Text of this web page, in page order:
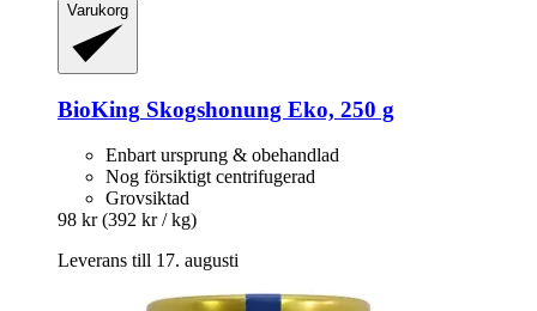
Varukorg
BioKing Skogshonung Eko, 250 g
Enbart ursprung & obehandlad
Nog försiktigt centrifugerad
Grovsiktad
98 kr (392 kr / kg)
Leverans till 17. augusti